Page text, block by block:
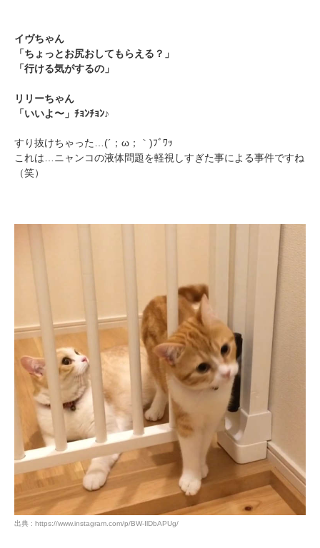
イヴちゃん
「ちょっとお尻おしてもらえる？」
「行ける気がするの」
リリーちゃん
「いいよ〜」ﾁｮﾝﾁｮﾝ♪
すり抜けちゃった…(´；ω；｀)ﾌﾞﾜｯ
これは…ニャンコの液体問題を軽視しすぎた事による事件ですね
（笑）
出典 : https://www.instagram.com/p/BW-IlDbAPUg/
pecodogs
pecocats
PECOアプリをダウンロード済みの方
アプリをダウンロードする